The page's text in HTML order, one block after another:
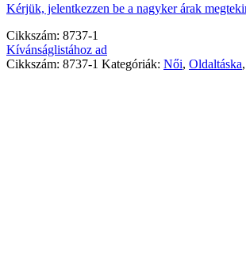
Kérjük, jelentkezzen be a nagyker árak
Cikkszám: 8737-1
Kívánságlistához ad
Cikkszám: 8737-1 Kategóriák: Női, Oldaltáska,